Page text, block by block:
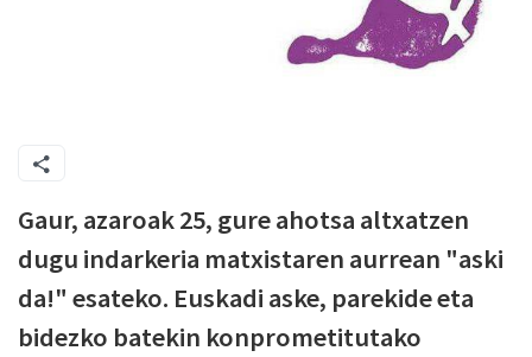
Gaur, azaroak 25, gure ahotsa altxatzen
dugu indarkeria matxistaren aurrean "aski
da!" esateko. Euskadi aske, parekide eta
bidezko batekin konprometitutako